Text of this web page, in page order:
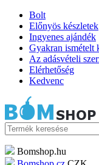
Bolt
Előnyös készletek
Ingyenes ajándék
Gyakran ismételt
Az adásvételi
Elérhetőség
Kedvenc
Bomshop.hu